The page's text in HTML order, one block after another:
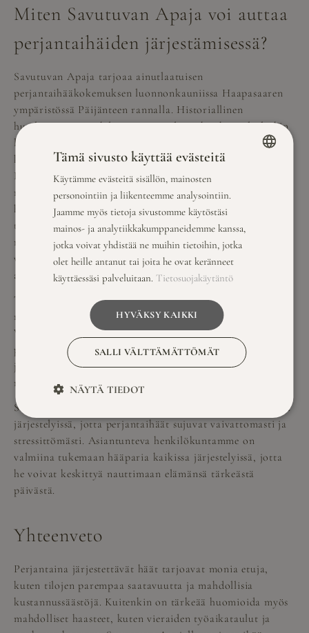
Miten Savutuvan Apaja voi auttaa
perjantaihäiden järjestämisessä?
Savutuvan Apaja tarjoaa ainutlaatuisen
perjantaihääkokemuksen luonnonkauniissa Haapasaaren
ympäristössä Päijänteen rannalla. Historiallinen
huvilaympäristö yhdistettynä moderneihin hääpalveluihin
luo täydellisen puitteet niin intiimeille 20 hengen juhlille
kuin suuremmille 150 vieraan häille.
Luonnonsuojelualueella sijaitseva kohteemme tarjoaa
rauhallisen pakopaikan kaupungin hälinästä, missä
hääpari ja vieraat voivat keskittyä täysin juhlan
tunnelmaan. Perjantaihäät Savutuvan Apajalla
mahdollistavat pidemmän viikonlopun vieton, jolloin
vieraat voivat nauttia myös lauantaina alueen
aktiviteeteista ja luonnosta.
Tarjoamme myös monipuolisia saunapalveluita Päijänteen
rannalla, mikä voi olla täydellinen lisä hääjuhlallisuuksiin.
Vieraamme voivat rentoutua ulkoporealtaissa tai nauttia
perinteisestä suomalaisesta saunakokemuksesta ennen tai
jälkeen juhlan. Tämä ainutlaatuinen kokemus jää varmasti
mieleen niin hääparille kuin vieraillekin.
Savutuvan Apajalla voimme myös auttaa suunnittelussa ja
järjestelyissä, jotta perjantaihäät sujuvat vaivattomasti ja
stressittömästi. Asiantunteva henkilökuntamme on
valmiina tukemaan hääparia kaikissa järjestelyissä, jotta
he voivat keskittyä nauttimaan elämänsä tärkeästä
päivästä.
Yhteenveto
Perjantaina järjestettävät häät tarjoavat monia etuja,
kuten tilojen parempaa saatavuutta ja mahdollisia
kustannussäästöjä. Kuitenkin on tärkeää huomioida myös
mahdolliset haasteet, kuten vieraiden työaikataulut ja
Tämä sivusto käyttää evästeitä
Käytämme evästeitä sisällön, mainosten
personointiin ja liikenteemme analysointiin.
Jaamme myös tietoja sivustomme käytöstäsi
mainos- ja analytiikkakumppaneidemme kanssa,
jotka voivat yhdistää ne muihin tietoihin, jotka
olet heille antanut tai joita he ovat keränneet
käyttäessäsi palveluitaan. Tietosuojakäytäntö
HYVÄKSY KAIKKI
SALLI VÄLTTÄMÄTTÖMÄT
NÄYTÄ TIEDOT